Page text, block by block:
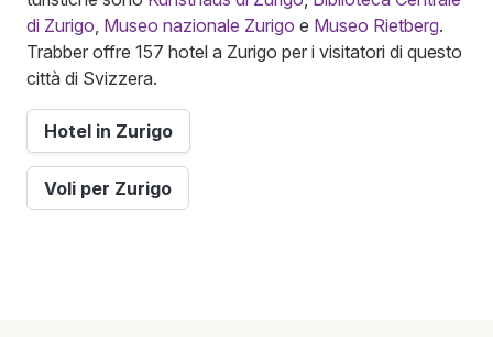
di Zurigo Museo nazionale Zurigo e Museo Rietberg.
Trabber offre 157 hotel a Zurigo per i visitatori di questo
città di Svizzera.
Hotel in Zurigo
Voli per Zurigo